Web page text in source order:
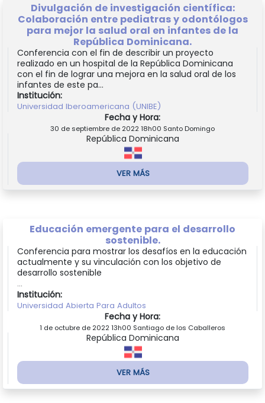
Divulgación de investigación científica:
Colaboración entre pediatras y odontólogos
para mejor la salud oral en infantes de la
República Dominicana.
Conferencia con el fin de describir un proyecto
realizado en un hospital de la República Dominicana
con el fin de lograr una mejora en la salud oral de los
infantes de este pa...
Institución:
Universidad Iberoamericana (UNIBE)
Fecha y Hora:
30 de septiembre de 2022 18h00 Santo Domingo
República Dominicana
VER MÁS
Educación emergente para el desarrollo
sostenible.
Conferencia para mostrar los desafíos en la educación
actualmente y su vinculación con los objetivo de
desarrollo sostenible
...
Institución:
Universidad Abierta Para Adultos
Fecha y Hora:
1 de octubre de 2022 13h00 Santiago de los Caballeros
República Dominicana
VER MÁS